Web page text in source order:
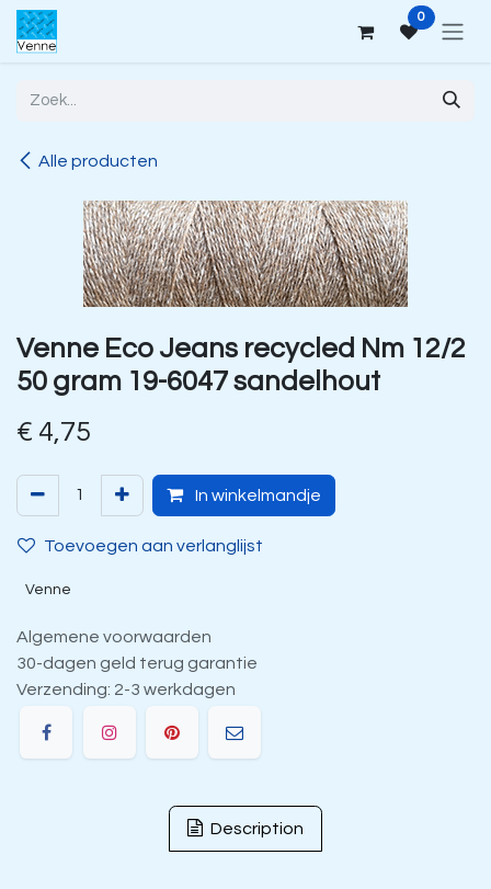
Overslaan naar inhoud 0
Alle producten
Venne Eco Jeans recycled Nm 12/2
50 gram 19-6047 sandelhout
€ 4,75
In winkelmandje
Toevoegen aan verlanglijst
Venne
Algemene voorwaarden
30-dagen geld terug garantie
Verzending: 2-3 werkdagen
Description